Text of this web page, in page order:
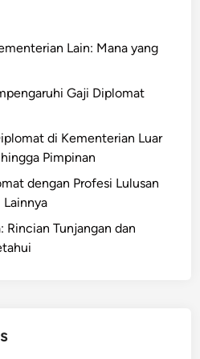
Lain: Mana yang
Gaji Diplomat
di Kementerian Luar
Pimpinan
dengan Profesi Lulusan
Rincian Tunjangan dan